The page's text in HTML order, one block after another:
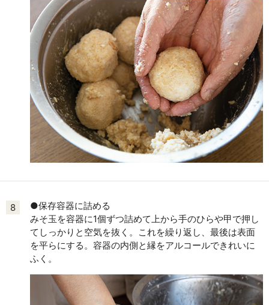
8
●保存容器に詰める
みそ玉を容器に1個ずつ詰めて上から手のひらや甲で押し
てしっかりと空気を抜く。これを繰り返し、最後は表面
を平らにする。容器の内側と縁をアルコールできれいに
ふく。